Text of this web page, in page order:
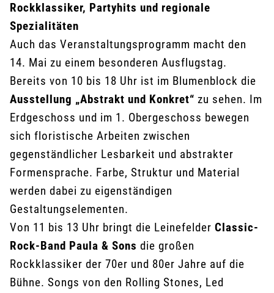
Rockklassiker, Partyhits und regionale
Spezialitäten
Auch das Veranstaltungsprogramm macht den
14. Mai zu einem besonderen Ausflugstag.
Bereits von 10 bis 18 Uhr ist im Blumenblock die
Ausstellung „Abstrakt und Konkret“ zu sehen. Im
Erdgeschoss und im 1. Obergeschoss bewegen
sich floristische Arbeiten zwischen
gegenständlicher Lesbarkeit und abstrakter
Formensprache. Farbe, Struktur und Material
werden dabei zu eigenständigen
Gestaltungselementen.
Von 11 bis 13 Uhr bringt die Leinefelder Classic-
Rock-Band Paula & Sons die großen
Rockklassiker der 70er und 80er Jahre auf die
Bühne. Songs von den Rolling Stones, Led